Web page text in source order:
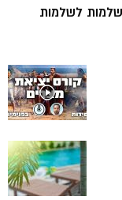
לשלמות